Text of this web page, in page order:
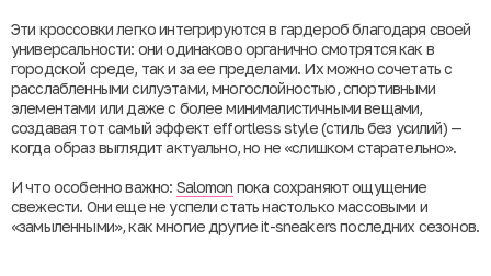
Эти кроссовки легко интегрируются в гардероб благодаря своей
универсальности: они одинаково органично смотрятся как в
городской среде, так и за ее пределами. Их можно сочетать с
расслабленными силуэтами, многослойностью, спортивными
элементами или даже с более минималистичными вещами,
создавая тот самый эффект effortless style (стиль без усилий) —
когда образ выглядит актуально, но не «слишком старательно».
И что особенно важно: Salomon пока сохраняют ощущение
свежести. Они еще не успели стать настолько массовыми и
«замыленными», как многие другие it-sneakers последних сезонов.